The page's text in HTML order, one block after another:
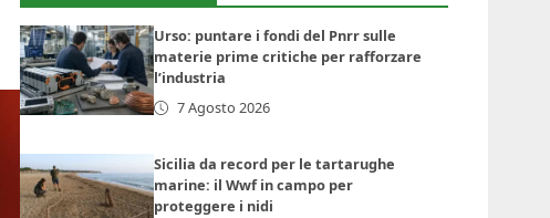
Urso: puntare i fondi del Pnrr sulle
materie prime critiche per rafforzare
l’industria
7 Agosto 2026
Sicilia da record per le tartarughe
marine: il Wwf in campo per
proteggere i nidi